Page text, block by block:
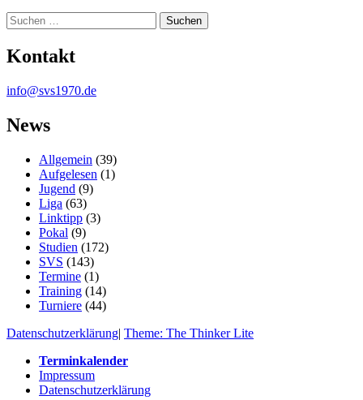
Suche
Kontakt
info@svs1970.de
News
Allgemein (39)
Aufgelesen (1)
Jugend (9)
Liga (63)
Linktipp (3)
Pokal (9)
Studien (172)
SVS (143)
Termine (1)
Training (14)
Turniere (44)
Datenschutzerklärung| Theme: The Thinker Lite
Terminkalender
Impressum
Datenschutzerklärung